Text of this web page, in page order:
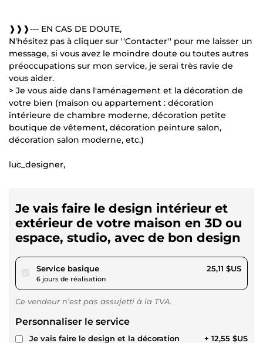
❱❱❱--- EN CAS DE DOUTE,
N'hésitez pas à cliquer sur ''Contacter'' pour me laisser un
message, si vous avez le moindre doute ou toutes autres
préoccupations sur mon service, je serai très ravie de
vous aider.
> Je vous aide dans l'aménagement et la décoration de
votre bien (maison ou appartement : décoration
intérieure de chambre moderne, décoration petite
boutique de vêtement, décoration peinture salon,
décoration salon moderne, etc.)
luc_designer,
Je vais faire le design intérieur et
extérieur de votre maison en 3D ou
espace, studio, avec de bon design
Service basiquepour 23,14 $US
6 jours de réalisation
25,11 $US
Ce vendeur n’est pas assujetti à la TVA.
Personnaliser le service
Je vais faire le design et la décoration + 12,55 $US